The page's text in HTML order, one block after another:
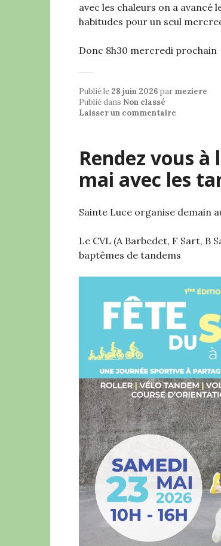
avec les chaleurs on a avancé
habitudes pour un seul
Donc 8h30 mercredi prochain
Publié le 28 juin 2026 par meziere
Publié dans Non classé
Laisser un commentaire
Rendez vous
mai avec les
Sainte Luce organise demain
Le CVL (A Barbedet, F Sart,
baptêmes de tandems